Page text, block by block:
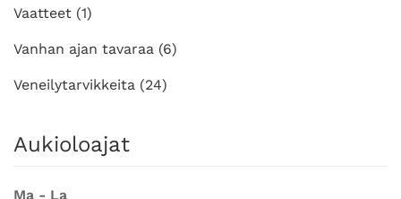
Vaatteet (1)
Vanhan ajan tavaraa (6)
Veneilytarvikkeita (24)
Aukioloajat
Ma - La